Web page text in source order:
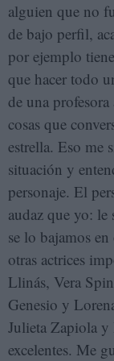
alguien que no
de bajo perfil,
por ejemplo
que hacer todo
de una
cosas que
estrella. Eso me
situación y
personaje. El
audaz que yo: le
se lo bajamos
otras actrices
Llinás, Vera
Genesio y
Julieta Zapiola
excelentes. Me